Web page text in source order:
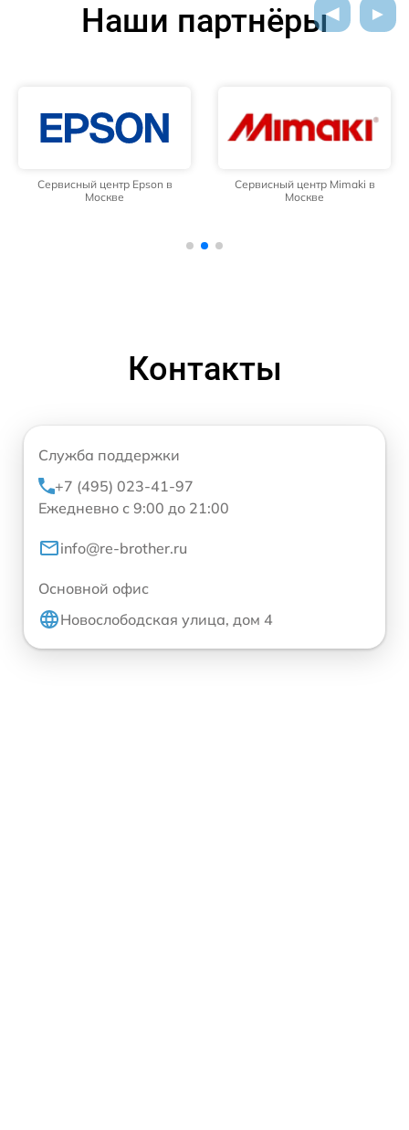
Наши партнёры
Сервисный центр Epson в
Москве
Сервисный центр Mimaki в
Москве
Контакты
Служба поддержки
+7 (495) 023-41-97
Ежедневно с 9:00 до 21:00
info@re-brother.ru
Основной офис
Новослободская улица, дом 4